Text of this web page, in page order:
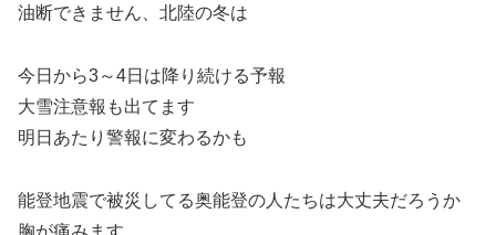
油断できません、北陸の冬は
今日から3～4日は降り続ける予報
大雪注意報も出てます
明日あたり警報に変わるかも
能登地震で被災してる奥能登の人たちは大丈夫だろうか
胸が痛みます